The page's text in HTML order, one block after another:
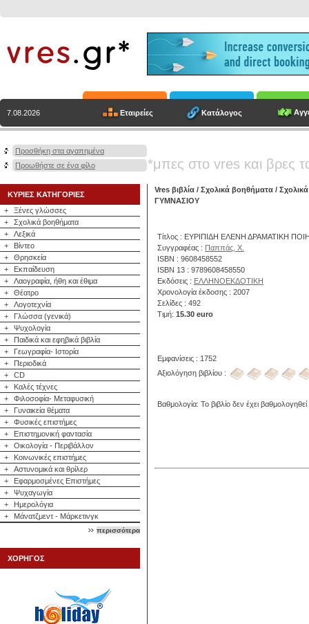
7.08.2026 Εταιρείες Κατάλογος
Προσθήκη στα αγαπημένα
Προωθήστε σε ένα φίλο
*μπες στο vres και βρες
ΚΥΡΙΕΣ ΚΑΤΗΓΟΡΙΕΣ
+
Ξένες γλώσσες
+
Σχολικά βοηθήματα
+
Λεξικά
+
Βίντεο
+
Θρησκεία
+
Εκπαίδευση
+
Λαογραφία, ήθη και έθιμα
+
Θέατρο
+
Λογοτεχνία
+
Γλώσσα (γενικά)
+
Ψυχολογία
+
Παιδικά και εφηβικά βιβλία
+
Γεωγραφία- Ιστορία
+
Περιοδικά
+
CD
+
Καλές τέχνες
+
Φιλοσοφία- Μεταφυσική
+
Γυναικεία θέματα
+
Φυσικές επιστήμες
+
Επιστημονική φαντασία
+
Οικολογία - Περιβάλλον
+
Κοινωνικές επιστήμες
+
Αστυνομικά και θρίλερ
+
Εφαρμοσμένες Επιστήμες
+
Ψυχαγωγία
+
Ημερολόγια
+
Μάνατζμεντ - Μάρκετινγκ
περισσότερα
ΧΟΡΗΓΟΣ
Vres βιβλία / Σχολικά βοηθήματα /
ΓΥΜΝΑΣΙΟΥ
Τίτλος : ΕΥΡΙΠΙΔΗ ΕΛΕΝΗ ΔΡΑΜΑΤΙΚΗ
Συγγραφέας : Παππάς, Χ.
ISBN : 9608458552
ISBN 13 : 9789608458550
Εκδόσεις : ΕΛΛΗΝΟΕΚΔΟΤΙΚΗ
Χρονολογία έκδοσης : 2007
Σελίδες : 492
Τιμή: 15.30 euro
Εμφανίσεις : 1752
Αξιολόγηση βιβλίου :
Βαθμολογία: Το βιβλίο δεν έχει